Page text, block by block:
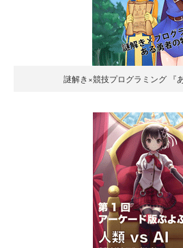
謎解き×競技プログラミング 『